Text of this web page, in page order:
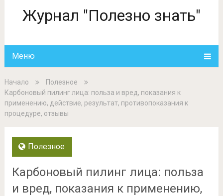
Журнал "Полезно знать"
Меню
Начало
Полезное
Карбоновый пилинг лица: польза и вред, показания к
применению, действие, результат, противопоказания к
процедуре, отзывы
Полезное
Карбоновый пилинг лица: польза
и вред, показания к применению,